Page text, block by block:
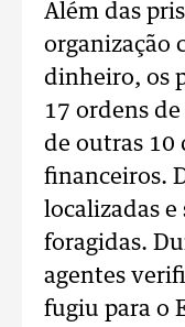
Além das
organização
dinheiro, os
17 ordens
de outras 10
financeiros.
localizadas e
foragidas.
agentes
fugiu para o